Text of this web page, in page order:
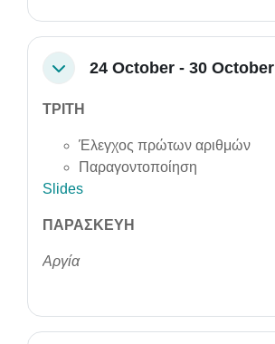
Collapse24 October - 30 October
ΤΡΙΤΗ
Έλεγχος πρώτων αριθμών
Παραγοντοποίηση
Slides
ΠΑΡΑΣΚΕΥΗ
Αργία